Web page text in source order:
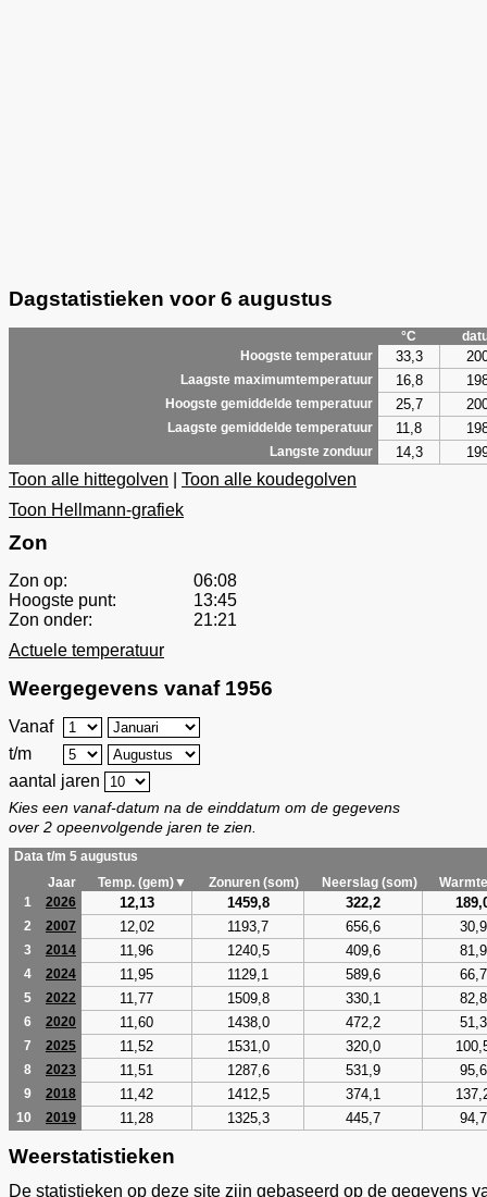
Dagstatistieken voor 6 augustus
°C
Hoogste temperatuur
33,3
Laagste maximumtemperatuur 16,8
Hoogste gemiddelde temperatuur 25,7
Laagste gemiddelde temperatuur 11,8
Langste zonduur 14,3
Toon alle hittegolven
Toon alle koudegolven
Toon Hellmann-grafiek
Zon
Zon op:
06:08
Hoogste punt:
13:45
Zon onder:
21:21
Actuele temperatuur
Weergegevens vanaf 1956
Vanaf
t/m
aantal jaren
Kies een vanaf-datum na de einddatum om de gegevens
over 2 opeenvolgende jaren te zien.
Data t/m 5 augustus
Jaar
Temp. (gem)▼ Zonuren (som) Neerslag (som)
1
2026 12,13 1459,8 322,2
2 2007 12,02 1193,7 656,6 30,9
3 2014 11,96 1240,5 409,6 81,9
4 2024 11,95 1129,1 589,6 66,7
5 2022 11,77 1509,8 330,1 82,8
6 2020 11,60 1438,0 472,2 51,3
7 2025 11,52 1531,0 320,0
8 2023 11,51 1287,6 531,9 95,6
9 2018 11,42 1412,5 374,1
10 2019 11,28 1325,3 445,7 94,7
Weerstatistieken
De statistieken op deze site zijn gebaseerd op de gegevens